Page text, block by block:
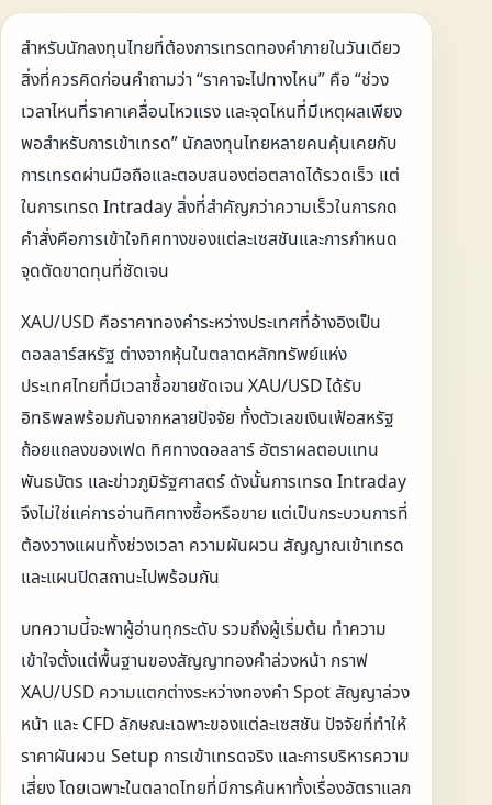
สำหรับนักลงทุนไทยที่ต้องการเทรดทองคำภายในวันเดียว
สิ่งที่ควรคิดก่อนคำถามว่า “ราคาจะไปทางไหน” คือ “ช่วง
เวลาไหนที่ราคาเคลื่อนไหวแรง และจุดไหนที่มีเหตุผลเพียง
พอสำหรับการเข้าเทรด” นักลงทุนไทยหลายคนคุ้นเคยกับ
การเทรดผ่านมือถือและตอบสนองต่อตลาดได้รวดเร็ว แต่
ในการเทรด Intraday สิ่งที่สำคัญกว่าความเร็วในการกด
คำสั่งคือการเข้าใจทิศทางของแต่ละเซสชันและการกำหนด
จุดตัดขาดทุนที่ชัดเจน
XAU/USD คือราคาทองคำระหว่างประเทศที่อ้างอิงเป็น
ดอลลาร์สหรัฐ ต่างจากหุ้นในตลาดหลักทรัพย์แห่ง
ประเทศไทยที่มีเวลาซื้อขายชัดเจน XAU/USD ได้รับ
อิทธิพลพร้อมกันจากหลายปัจจัย ทั้งตัวเลขเงินเฟ้อสหรัฐ
ถ้อยแถลงของเฟด ทิศทางดอลลาร์ อัตราผลตอบแทน
พันธบัตร และข่าวภูมิรัฐศาสตร์ ดังนั้นการเทรด Intraday
จึงไม่ใช่แค่การอ่านทิศทางซื้อหรือขาย แต่เป็นกระบวนการที่
ต้องวางแผนทั้งช่วงเวลา ความผันผวน สัญญาณเข้าเทรด
และแผนปิดสถานะไปพร้อมกัน
บทความนี้จะพาผู้อ่านทุกระดับ รวมถึงผู้เริ่มต้น ทำความ
เข้าใจตั้งแต่พื้นฐานของสัญญาทองคำล่วงหน้า กราฟ
XAU/USD ความแตกต่างระหว่างทองคำ Spot สัญญาล่วง
หน้า และ CFD ลักษณะเฉพาะของแต่ละเซสชัน ปัจจัยที่ทำให้
ราคาผันผวน Setup การเข้าเทรดจริง และการบริหารความ
เสี่ยง โดยเฉพาะในตลาดไทยที่มีการค้นหาทั้งเรื่องอัตราแลก